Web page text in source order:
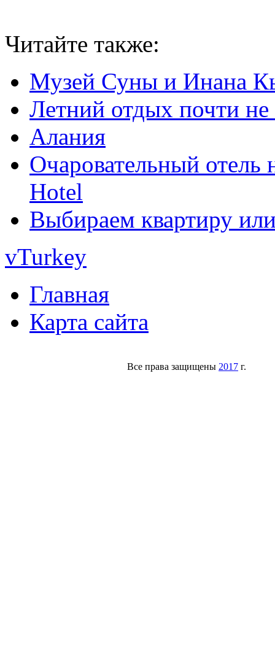
Читайте также:
Музей Суны и Инана
Летний отдых почти
Алания
Очаровательный
Hotel
Выбираем квартиру
vTurkey
Главная
Карта сайта
Все права защищены 2017 г.